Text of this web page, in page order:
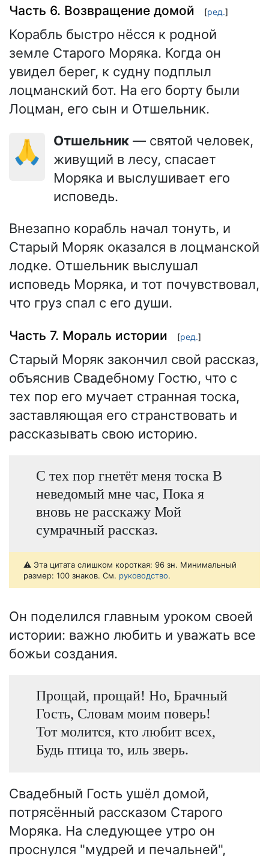
Часть 6. Возвращение домой [ред.]
Корабль быстро нёсся к родной
земле Старого Моряка. Когда он
увидел берег, к судну подплыл
лоцманский бот. На его борту были
Лоцман, его сын и Отшельник.
🙏 Отшельник — святой человек,
живущий в лесу, спасает
Моряка и выслушивает его
исповедь.
Внезапно корабль начал тонуть, и
Старый Моряк оказался в лоцманской
лодке. Отшельник выслушал
исповедь Моряка, и тот почувствовал,
что груз спал с его души.
Часть 7. Мораль истории [ред.]
Старый Моряк закончил свой рассказ,
объяснив Свадебному Гостю, что с
тех пор его мучает странная тоска,
заставляющая его странствовать и
рассказывать свою историю.
С тех пор гнетёт меня тоска В
неведомый мне час, Пока я
вновь не расскажу Мой
сумрачный рассказ.
⚠️ Эта цитата слишком короткая: 96 зн. Минимальный
размер: 100 знаков. См. руководство.
Он поделился главным уроком своей
истории: важно любить и уважать все
божьи создания.
Прощай, прощай! Но, Брачный
Гость, Словам моим поверь!
Тот молится, кто любит всех,
Будь птица то, иль зверь.
Свадебный Гость ушёл домой,
потрясённый рассказом Старого
Моряка. На следующее утро он
проснулся "мудрей и печальней",